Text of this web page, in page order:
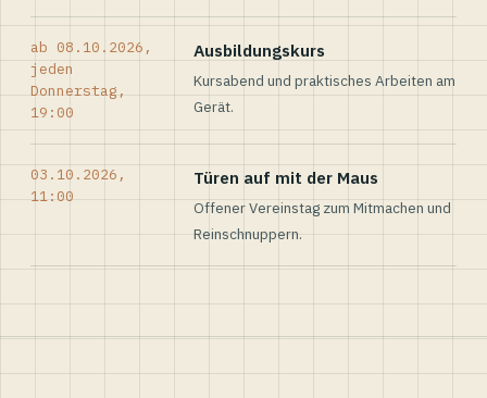
ab 08.10.2026,
jeden
Donnerstag,
19:00
Ausbildungskurs
Kursabend und praktisches Arbeiten am
Gerät.
03.10.2026,
11:00
Türen auf mit der Maus
Offener Vereinstag zum Mitmachen und
Reinschnuppern.